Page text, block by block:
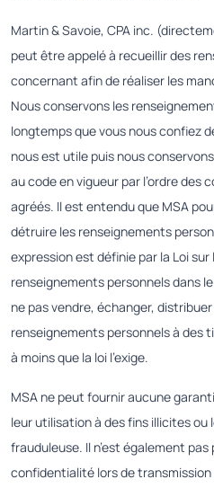
Martin & Savoie, CPA inc.
peut être appelé à recueillir des
concernant afin de réaliser les
Nous conservons les
longtemps que vous nous confiez
nous est utile puis nous
au code en vigueur par l’ordre des
agréés. Il est entendu que MSA
détruire les renseignements
expression est définie par la Loi
renseignements personnels dans
ne pas vendre, échanger,
renseignements personnels à des
à moins que la loi l’exige.
MSA ne peut fournir aucune
leur utilisation à des fins illicites
frauduleuse. Il n’est également
confidentialité lors de